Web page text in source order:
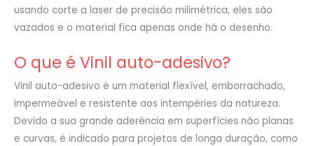
usando corte a laser de precisão milimétrica, eles são
vazados e o material fica apenas onde há o desenho.
O que é Vinil auto-adesivo?
Vinil auto-adesivo é um material flexível, emborrachado,
impermeável e resistente aos intempéries da natureza.
Devido a sua grande aderência em superfícies não planas
e curvas, é indicado para projetos de longa duração, como